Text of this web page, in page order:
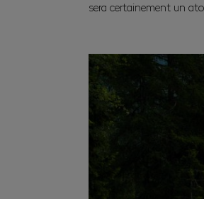
sera certainement un